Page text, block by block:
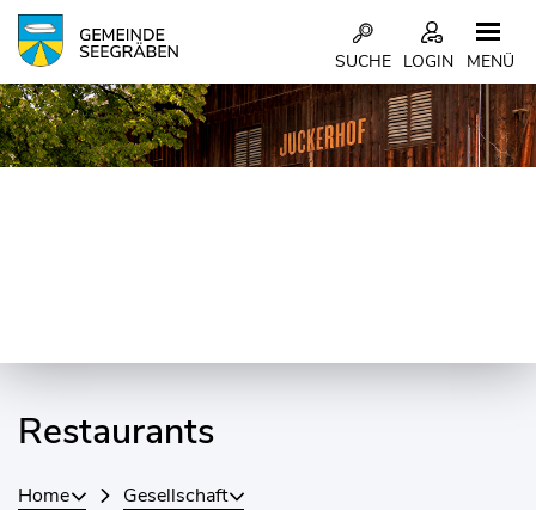
Kopfzeile
LOGIN
SUCHE MENÜ
Inhalt
Restaurants
Home
Gesellschaft